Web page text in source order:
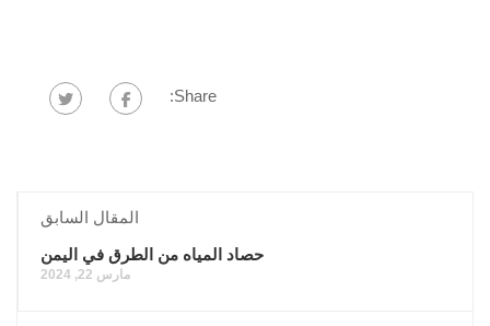
Share:
المقال السابق
حصاد المياه من الطرق في اليمن
مارس 22, 2024